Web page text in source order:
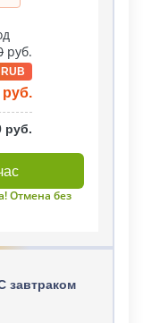
руб.
руб.
руб.
Отмена без
завтраком